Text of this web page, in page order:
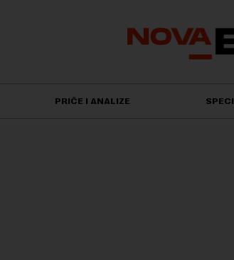
PRIČE I ANALIZE